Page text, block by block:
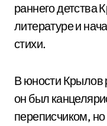
раннего детства
литературе и
стихи.
В юности Крылов
он был
переписчиком,